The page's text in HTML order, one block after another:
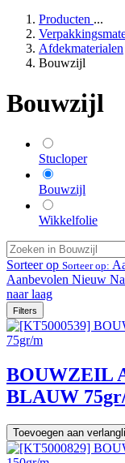
Producten ...
Afdekmaterialen
Bouwzijl
Bouwzijl
Stucloper
Bouwzijl
Wikkelfolie
Sorteer op Sorteer op:
Aanbevolen Nieuw
naar laag
Filters
BOUWZEIL
BLAUW
Toevoegen aan